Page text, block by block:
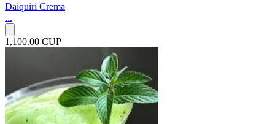
Daiquiri Crema
...
1,100.00 CUP